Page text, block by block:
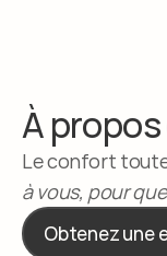
À
Le confort
à vous, pour
Obtenez une